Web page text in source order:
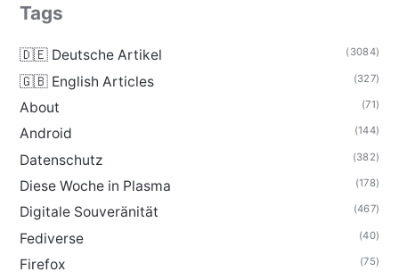
Tags
🇩🇪 Deutsche Artikel (3084)
🇬🇧 English Articles (327)
About (71)
Android (144)
Datenschutz (382)
Diese Woche in Plasma (178)
Digitale Souveränität (467)
Fediverse (40)
Firefox (75)